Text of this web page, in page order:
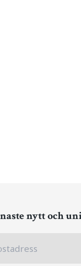
nytt och